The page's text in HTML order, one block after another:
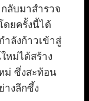
ลับมาสำรวจ
ยครั้งนี้ได้
ำลังก้าวเข้าสู่
หม่ได้สร้าง
ม่ ซึ่งสะท้อน
างลึกซึ้ง